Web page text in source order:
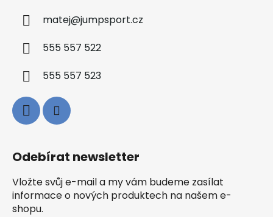
matej@jumpsport.cz
555 557 522
555 557 523
Odebírat newsletter
Vložte svůj e-mail a my vám budeme zasílat
informace o nových produktech na našem e-
shopu.